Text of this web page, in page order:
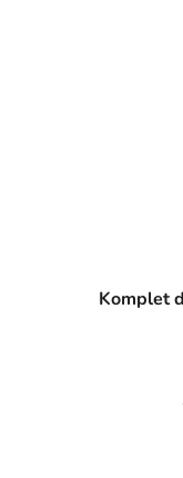
Komplet